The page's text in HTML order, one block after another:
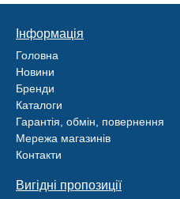
Інформація
Головна
Новини
Бренди
Каталоги
Гарантія, обмін, повернення
Мережа магазинів
Контакти
Вигідні пропозиції